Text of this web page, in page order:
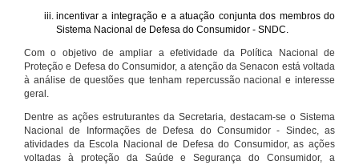
incentivar a integração e a atuação conjunta dos membros do
Sistema Nacional de Defesa do Consumidor - SNDC.
Com o objetivo de ampliar a efetividade da Política Nacional de
Proteção e Defesa do Consumidor, a atenção da Senacon está voltada
à análise de questões que tenham repercussão nacional e interesse
geral.
Dentre as ações estruturantes da Secretaria, destacam-se o Sistema
Nacional de Informações de Defesa do Consumidor - Sindec, as
atividades da Escola Nacional de Defesa do Consumidor, as ações
voltadas à proteção da Saúde e Segurança do Consumidor, a